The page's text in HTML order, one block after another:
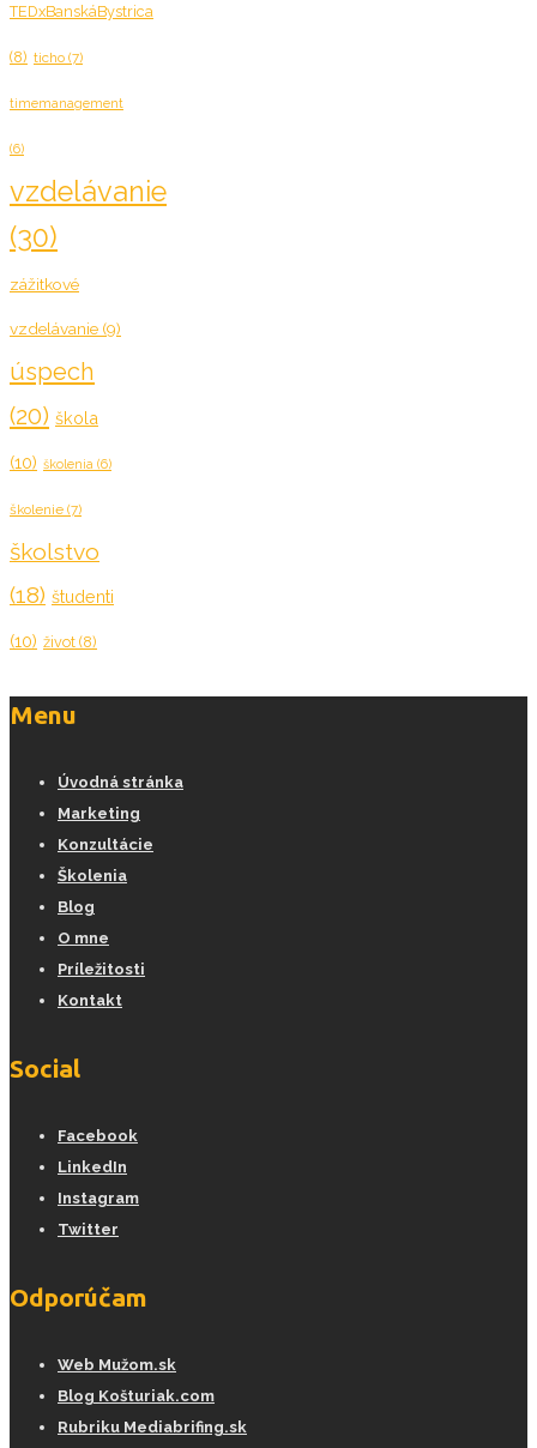
TEDxBanskáBystrica
(8) ticho (7)
timemanagement
(6)
vzdelávanie
(30)
zážitkové
vzdelávanie (9)
úspech
(20) škola
(10) školenia (6)
školenie (7)
školstvo
(18) študenti
(10) život (8)
Menu
Úvodná stránka
Marketing
Konzultácie
Školenia
Blog
O mne
Príležitosti
Kontakt
Social
Facebook
LinkedIn
Instagram
Twitter
Odporúčam
Web Mužom.sk
Blog Košturiak.com
Rubriku Mediabrifing.sk